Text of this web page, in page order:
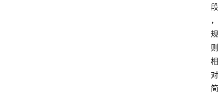
段
，
规
则
相
对
简